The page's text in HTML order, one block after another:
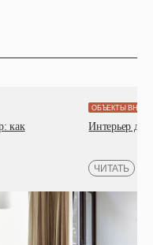
как
Интерьер
ОБЪЕКТЫ